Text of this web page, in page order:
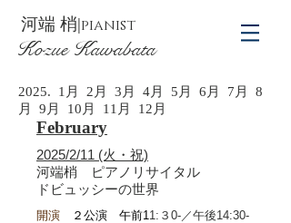
河端 梢|pianist
Kozue Kawabata
2025. 1月 2月 3月 4月 5月 6月 7月 8
月 9月 10月 11月 12月
February
2025/2/11 (火・祝)
河端梢 ピアノリサイタル
​ドビュッシーの世界
開演 ２公演 午前11:３0-／午後14:30-